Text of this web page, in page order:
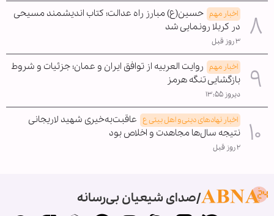
اخبار مهم حسین(ع) مبارز راه عدالت؛ کتاب اندیشمند مسیحی
در کربلا رونمایی شد
۳ روز قبل
اخبار مهم روایت العربیه از توافق ایران و عمان؛ جزئیات و شروط
بازگشایی تنگه هرمز
دیروز ۱۳:۵۵
اخبار نهادهای دینی و اهل بیتی ع عاقبت‌به‌خیری شهید لاریجانی
نتیجه سال‌ها مجاهدت و اخلاص بود
۲ روز قبل
صدای شیعیان بی‌رسانه